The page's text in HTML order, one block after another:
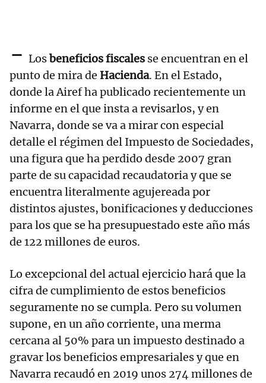
- Losbeneficios fiscales se encuentran en el
punto de mira de Hacienda. En el Estado,
donde la Airef ha publicado recientemente un
informe en el que insta a revisarlos, y en
Navarra, donde se va a mirar con especial
detalle el régimen del Impuesto de Sociedades,
una figura que ha perdido desde 2007 gran
parte de su capacidad recaudatoria y que se
encuentra literalmente agujereada por
distintos ajustes, bonificaciones y deducciones
para los que se ha presupuestado este año más
de 122 millones de euros.
Lo excepcional del actual ejercicio hará que la
cifra de cumplimiento de estos beneficios
seguramente no se cumpla. Pero su volumen
supone, en un año corriente, una merma
cercana al 50% para un impuesto destinado a
gravar los beneficios empresariales y que en
Navarra recaudó en 2019 unos 274 millones de